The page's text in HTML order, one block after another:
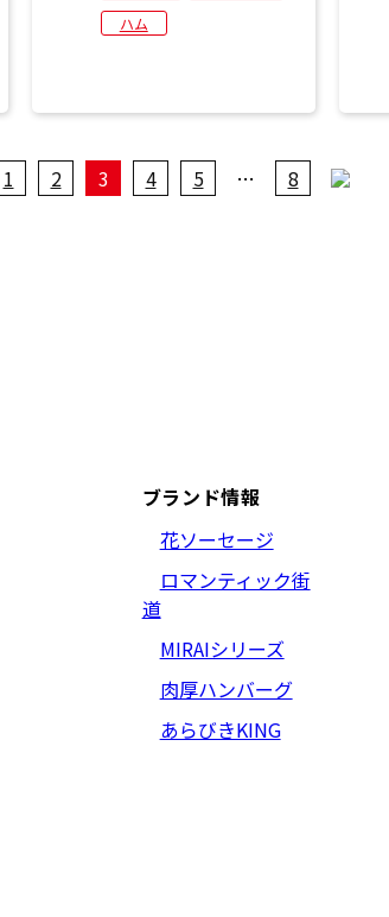
ハム
1 2 3 4 5 … 8
ブランド情報
花ソーセージ
ロマンティック街
道
MIRAIシリーズ
肉厚ハンバーグ
あらびきKING